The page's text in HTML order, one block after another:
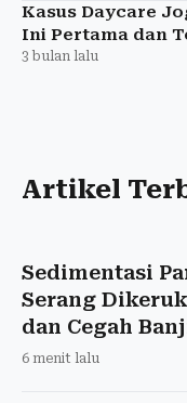
Kasus Daycare
Ini Pertama dan
3 bulan lalu
Artikel
Sedimentasi
Serang
dan Cegah
6 menit lalu